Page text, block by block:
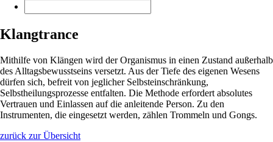
Klangtrance
Mithilfe von Klängen wird der Organismus in einen Zustand außerhalb
des Alltagsbewusstseins versetzt. Aus der Tiefe des eigenen Wesens
dürfen sich, befreit von jeglicher Selbsteinschränkung,
Selbstheilungsprozesse entfalten. Die Methode erfordert absolutes
Vertrauen und Einlassen auf die anleitende Person. Zu den
Instrumenten, die eingesetzt werden, zählen Trommeln und Gongs.
zurück zur Übersicht